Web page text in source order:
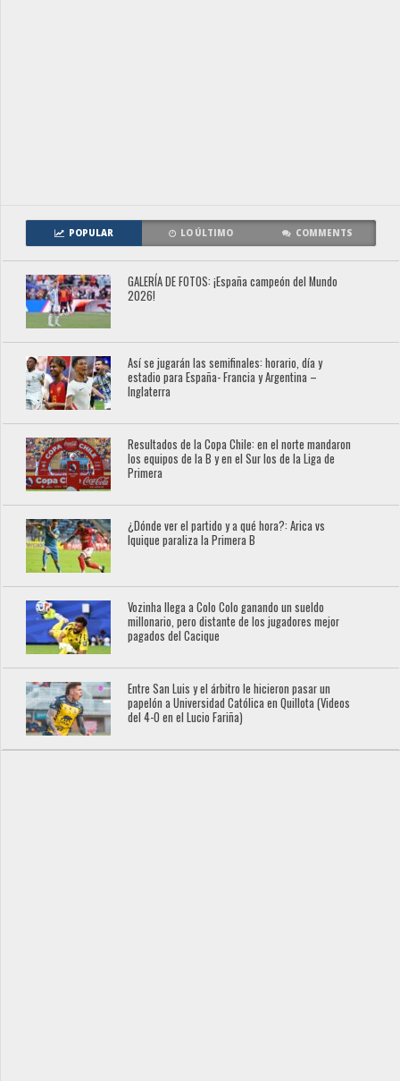
POPULAR LO ÚLTIMO COMMENTS
GALERÍA DE FOTOS: ¡España campeón del Mundo
2026!
Así se jugarán las semifinales: horario, día y
estadio para España- Francia y Argentina –
Inglaterra
Resultados de la Copa Chile: en el norte mandaron
los equipos de la B y en el Sur los de la Liga de
Primera
¿Dónde ver el partido y a qué hora?: Arica vs
Iquique paraliza la Primera B
Vozinha llega a Colo Colo ganando un sueldo
millonario, pero distante de los jugadores mejor
pagados del Cacique
Entre San Luis y el árbitro le hicieron pasar un
papelón a Universidad Católica en Quillota (Videos
del 4-0 en el Lucio Fariña)